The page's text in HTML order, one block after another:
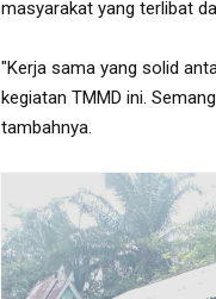
masyarakat yang terlibat
"Kerja sama yang solid
kegiatan TMMD ini.
tambahnya.